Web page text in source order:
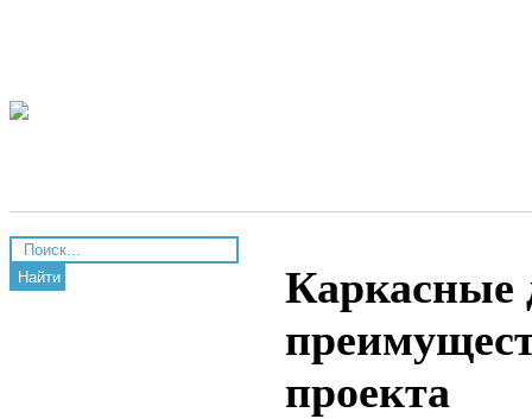
Найти
Каркасные
проекта